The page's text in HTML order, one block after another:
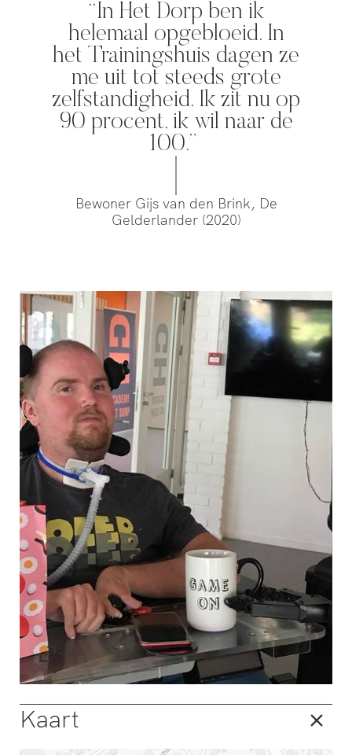
“In Het Dorp ben ik
helemaal opgebloeid. In
het Trainingshuis dagen ze
me uit tot steeds grote
zelfstandigheid. Ik zit nu op
90 procent, ik wil naar de
100.”
Bewoner Gijs van den Brink, De
Gelderlander (2020)
Kaart